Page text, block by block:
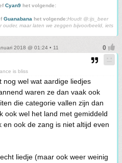
Cyan9 het volgende:
Guanabana het volgende:Houdt @:ijs_beer
maar laten we zeggen bijvoorbeeld, iets
2018 @ 01:24 • 11
is bliss
nog wel wat aardige liedjes
waren ze dan vaak ook
die categorie vallen zijn dan
ook wel het land met gemiddeld
ook de zang is niet altijd even
liedje (maar ook weer weinig